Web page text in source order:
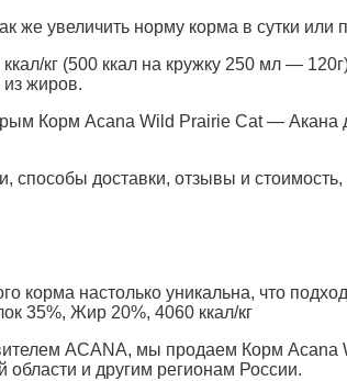
же увеличить норму корма в сутки или
кг (500 ккал на кружку 250 мл —
жиров.
Корм Acana Wild Prairie Cat — Акана
способы доставки, отзывы и
корма настолько уникальна, что
35%, Жир 20%, 4060 ккал/кг
ACANA, мы продаем Корм Acana
области и другим регионам России.